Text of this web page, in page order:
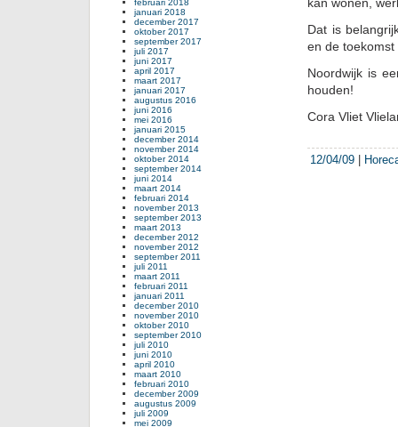
Dat is
en de
Noordwijk is
houden!
Cora Vliet
12/04/09
januari 2018
december 2017
oktober 2017
september 2017
juli 2017
juni 2017
april 2017
maart 2017
januari 2017
augustus 2016
juni 2016
mei 2016
januari 2015
december 2014
november 2014
oktober 2014
september 2014
juni 2014
maart 2014
februari 2014
november 2013
september 2013
maart 2013
december 2012
november 2012
september 2011
juli 2011
maart 2011
februari 2011
januari 2011
december 2010
november 2010
oktober 2010
september 2010
juli 2010
juni 2010
april 2010
maart 2010
februari 2010
december 2009
augustus 2009
juli 2009
mei 2009